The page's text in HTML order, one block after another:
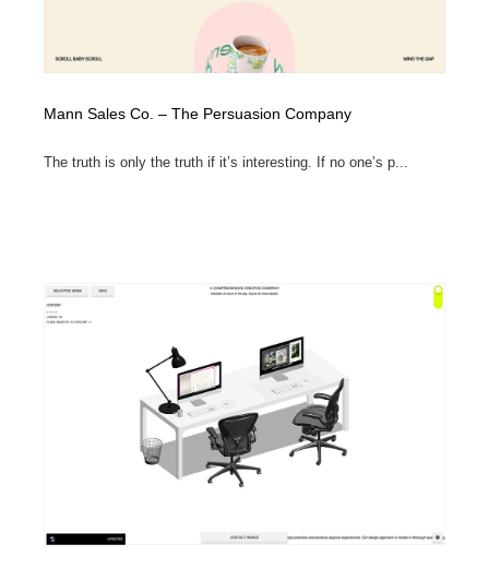
Mann Sales Co. – The Persuasion Company
The truth is only the truth if it’s interesting. If no one’s p...